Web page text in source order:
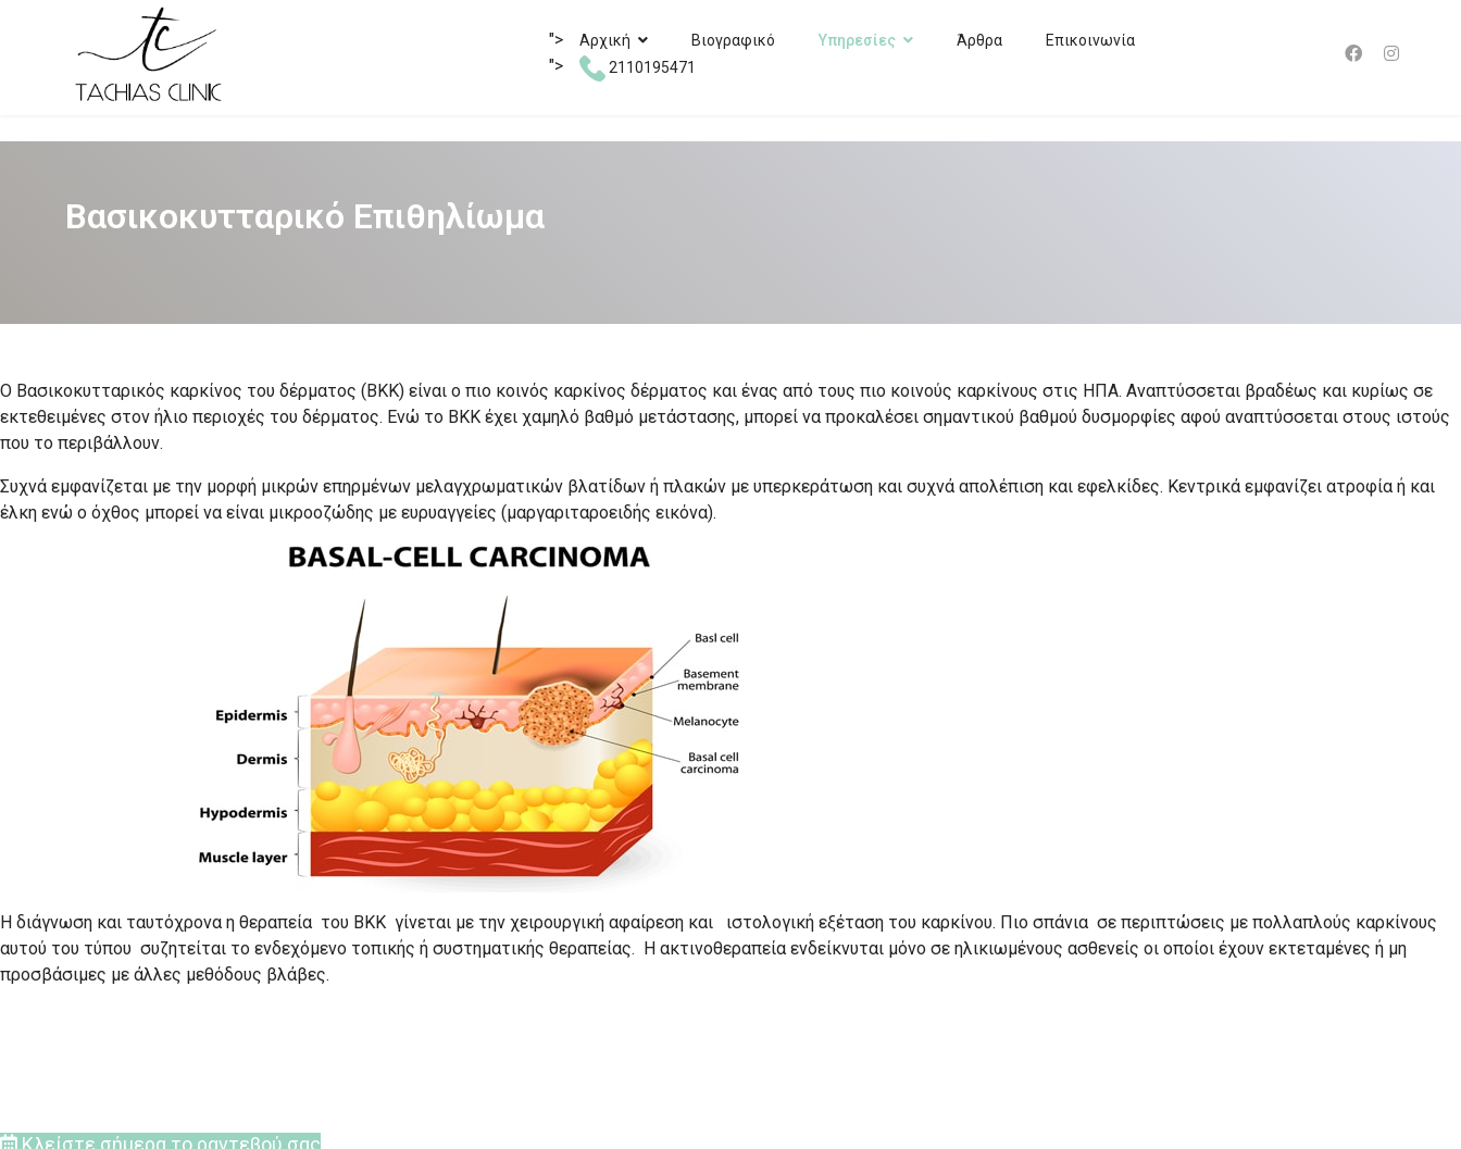
"> Αρχική Βιογραφικό Υπηρεσίες Άρθρα Επικοινωνία
"> 2110195471
Βασικοκυτταρικό Επιθηλίωμα
O Βασικοκυτταρικός καρκίνος του δέρματος (ΒΚΚ) είναι ο πιο κοινός καρκίνος δέρματος και ένας από τους πιο κοινούς καρκίνους στις ΗΠΑ. Αναπτύσσεται βραδέως και κυρίως σε
εκτεθειμένες στον ήλιο περιοχές του δέρματος. Ενώ το ΒΚΚ έχει χαμηλό βαθμό μετάστασης, μπορεί να προκαλέσει σημαντικού βαθμού δυσμορφίες αφού αναπτύσσεται στους ιστούς
που το περιβάλλουν.
Συχνά εμφανίζεται με την μορφή μικρών επηρμένων μελαγχρωματικών βλατίδων ή πλακών με υπερκεράτωση και συχνά απολέπιση και εφελκίδες. Κεντρικά εμφανίζει ατροφία ή και
έλκη ενώ ο όχθος μπορεί να είναι μικροοζώδης με ευρυαγγείες (μαργαριταροειδής εικόνα).
Η διάγνωση και ταυτόχρονα η θεραπεία του ΒΚΚ γίνεται με την χειρουργική αφαίρεση και ιστολογική εξέταση του καρκίνου. Πιο σπάνια σε περιπτώσεις με πολλαπλούς καρκίνους
αυτού του τύπου συζητείται το ενδεχόμενο τοπικής ή συστηματικής θεραπείας. Η ακτινοθεραπεία ενδείκνυται μόνο σε ηλικιωμένους ασθενείς οι οποίοι έχουν εκτεταμένες ή μη
προσβάσιμες με άλλες μεθόδους βλάβες.
Κλείστε σήμερα το ραντεβού σας